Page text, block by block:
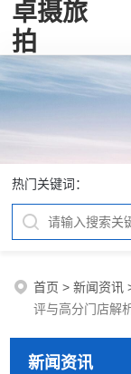
卓摄旅
拍
热门关键词：
首页 >新闻资讯
评与高分门店解
新闻资讯